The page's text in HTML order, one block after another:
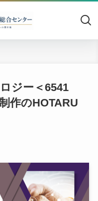
機械
ジー＜6541
作のHOTARU